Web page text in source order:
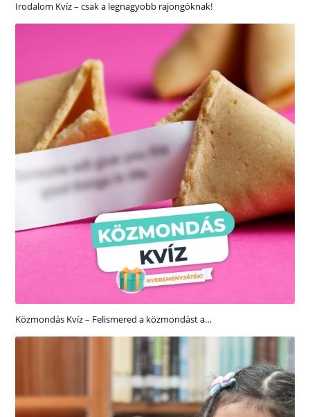
Irodalom Kvíz – csak a legnagyobb rajongóknak!
Közmondás Kvíz – Felismered a közmondást a…